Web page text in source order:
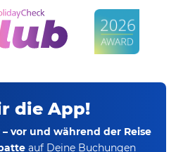
die App!
vor und während der Reise
auf Deine Buchungen